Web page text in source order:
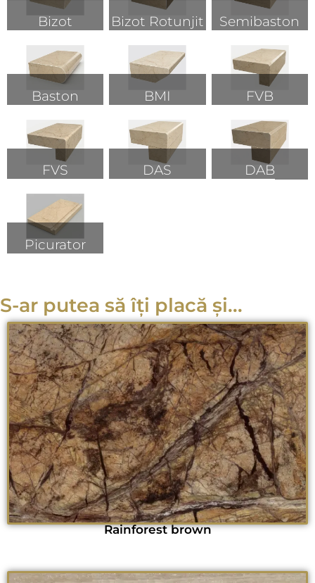
Bizot Bizot Rotunjit Semibaston
Baston BMI FVB
FVS DAS DAB
Picurator
S-ar putea să îți placă și...
Rainforest brown